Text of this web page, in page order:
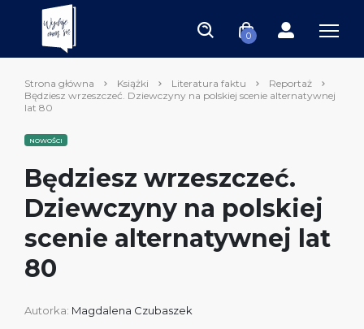
0
Strona główna Książki Literatura faktu
Reportaż
Będziesz wrzeszczeć. Dziewczyny na polskiej scenie alternatywnej
lat 80
NOWOŚCI
Będziesz wrzeszczeć.
Dziewczyny na polskiej
scenie alternatywnej lat
80
Autorka: Magdalena Czubaszek